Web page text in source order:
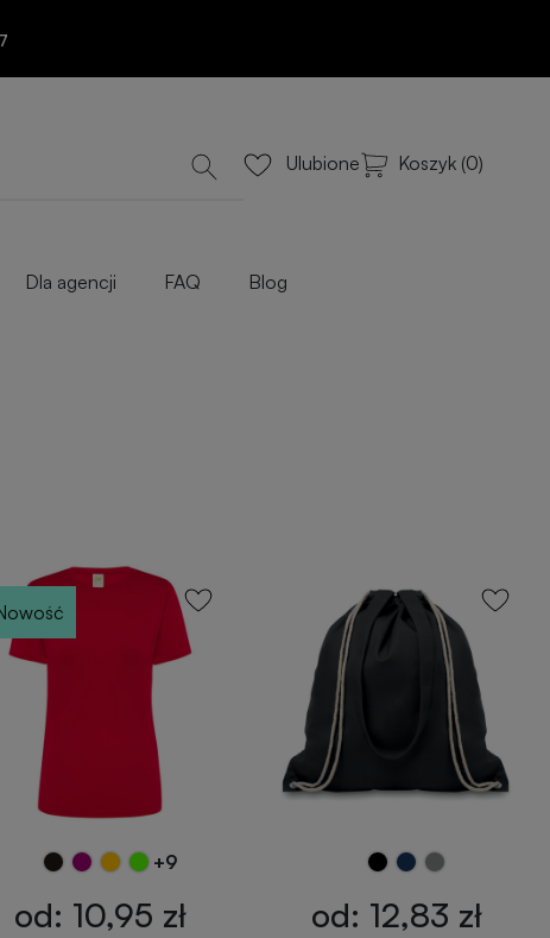
Ulubione Koszyk (0)
Dla agencji FAQ Blog
+9
od: 10,95 zł od: 12,83 zł